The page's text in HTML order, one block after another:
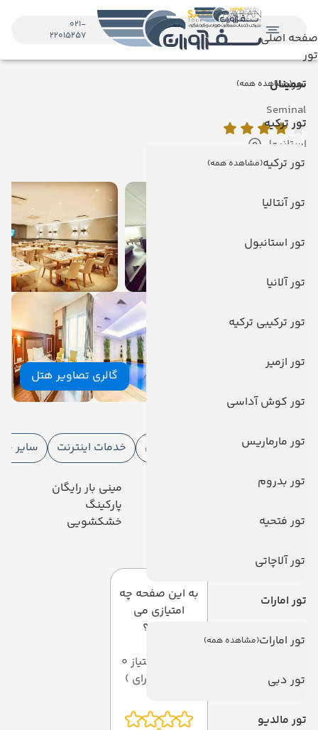
صفحه اصلی
تور
تور(مشاهده همه)
تور ترکیه
تور ترکیه(مشاهده همه)
تور آنتالیا
تور استانبول
تور آلانیا
تور ترکیبی ترکیه
تور ازمیر
تور کوش آداسی
تور مارماریس
تور بدروم
تور فتحیه
تور آلاچاتی
تور امارات
تور امارات(مشاهده همه)
تور دبی
تور مالدیو
021-
22015257
سمینال
Seminal
استانبول
نمایش روی نقشه
گالری تصاویر هتل
امکانات هتل
امکانات هتل
امکانات ورزشی خدمات اینترنت سایر
رستوران
سرویس رایگان رفت و آمد
مینی بار رایگان
پارکینگ
خشکشویی
به این صفحه چه
امتیازی می
دهید؟
میانگین امتیاز 0